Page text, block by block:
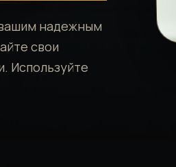
надежным
свои
Используйте